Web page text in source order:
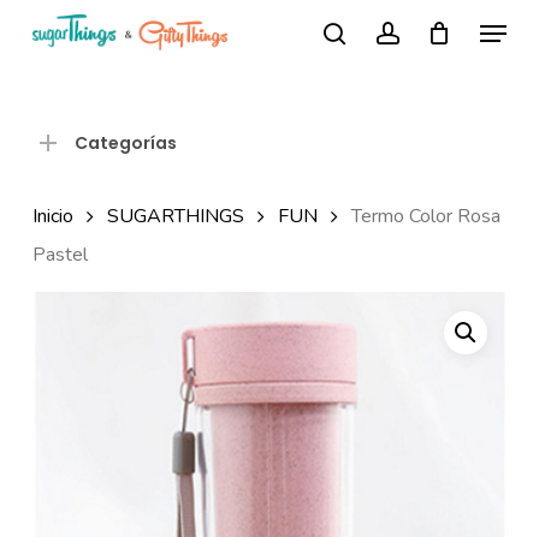
Búsqueda
Menu
Categorías
Inicio SUGARTHINGS FUN
Termo Color Rosa
Pastel